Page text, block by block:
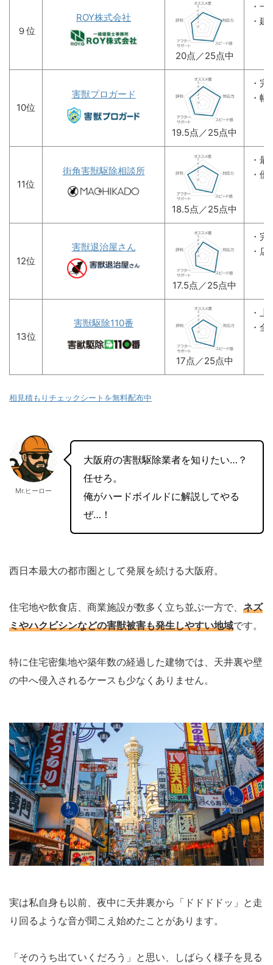
９位
ROY株式会社
20点／25点中
・
・
10位
害獣プロガード
19.5点／25点中
・
・
11位
街角害獣駆除相談所
18.5点／25点中
・
・
12位
害獣退治屋さん
17.5点／25点中
・
・
13位
害獣駆除110番
17点／25点中
・
・
相見積もりチェックシートを無料配布中
Mr.ヒーロー
大阪府の害獣駆除業者を知りたい…？
任せろ。
俺がハードボイルドに解説してやる
ぜ…！
西日本最大の都市圏として発展を続ける大阪府。
住宅地や飲食店、商業施設が数多く立ち並ぶ一方で、 ネズ
ミやハクビシンなどの害獣被害も発生しやすい地域です。
特に住宅密集地や築年数の経過した建物では、天井裏や壁
の中へ侵入されるケースも少なくありません。
実は私自身も以前、夜中に天井裏から「ドドドドッ」と走
り回るような音が聞こえ始めたことがあります。
「そのうち出ていくだろう」と思い、しばらく様子を見る